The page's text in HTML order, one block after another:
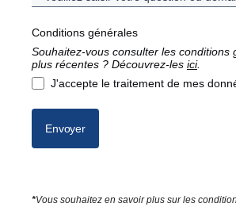
Conditions générales
Souhaitez-vous consulter les conditions
plus récentes ? Découvrez-les ici.
J'accepte le traitement de mes
Envoyer
*Vous souhaitez en savoir plus sur les